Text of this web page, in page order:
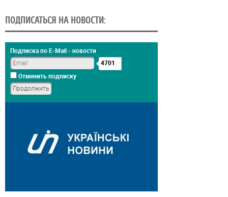
ПОДПИСАТЬСЯ НА НОВОСТИ:
Подписка по E-Mail - новости
4701
Отменить подписку